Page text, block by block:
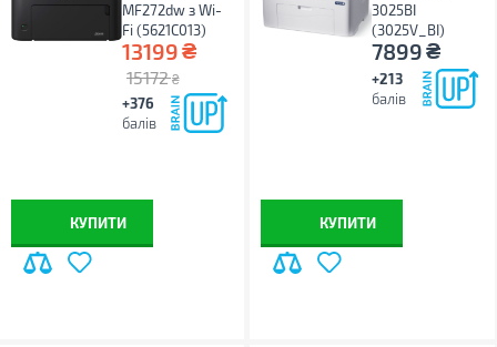
MF272dw з Wi-
Fi (5621C013)
13199₴
15172 ₴
+376
балів
КУПИТИ
3025BI
(3025V_BI)
7899₴
+213
балів
КУПИТИ